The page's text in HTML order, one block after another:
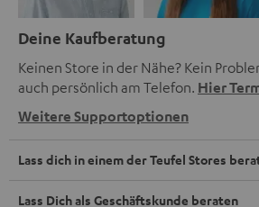
Deine Kaufberatung
Keinen Store in der Nähe? Kein
auch persönlich am Telefon. Hier
Weitere Supportoptionen
Lass dich in einem der Teufel Stores
Lass Dich als Geschäftskunde beraten